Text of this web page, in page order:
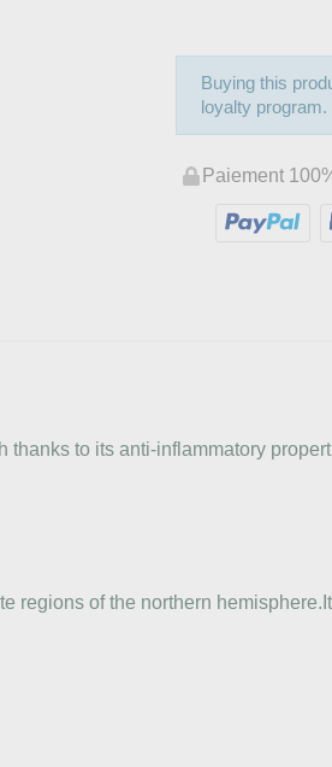
Buying this
loyalty
Paiement
thanks to its anti-inflammatory
regions of the northern